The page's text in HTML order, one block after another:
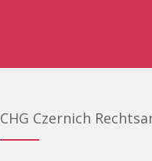
CHG Czernich